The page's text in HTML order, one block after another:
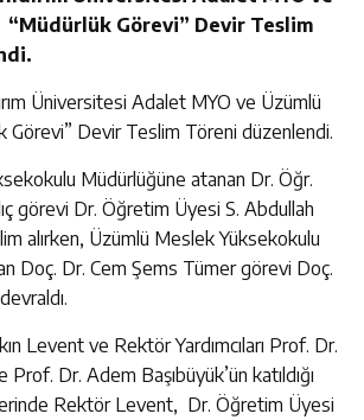
“Müdürlük Görevi” Devir Teslim
Üniversitesi Adalet MYO ve Üzümlü
Görevi” Devir Teslim Töreni düzenlendi.
Müdürlüğüne atanan Dr. Öğr.
görevi Dr. Öğretim Üyesi S. Abdullah
alırken, Üzümlü Meslek Yüksekokulu
Doç. Dr. Cem Şems Tümer görevi Doç.
Levent ve Rektör Yardımcıları Prof. Dr.
Dr. Adem Başıbüyük’ün katıldığı
Rektör Levent, Dr. Öğretim Üyesi